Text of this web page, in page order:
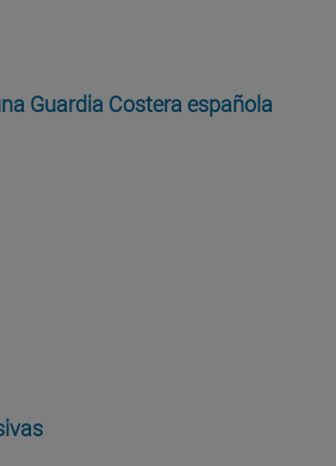
Guardia Costera española